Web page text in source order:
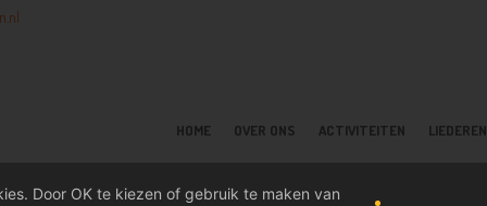
HOME OVER ONS ACTIVITEITEN LIEDEREN
Door OK te kiezen of gebruik te maken van